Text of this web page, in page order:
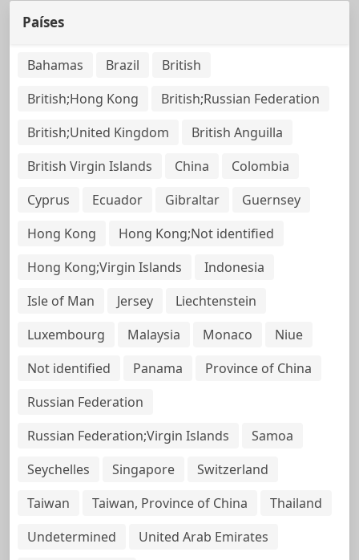
Países
Bahamas Brazil
British
British;Hong Kong
British;Russian Federation
British;United Kingdom
British Anguilla
British Virgin Islands
China
Colombia
Cyprus
Ecuador Gibraltar
Guernsey
Hong Kong
Hong Kong;Not identified
Hong Kong;Virgin Islands
Indonesia
Isle of Man
Jersey
Liechtenstein
Luxembourg
Malaysia Monaco
Niue
Not identified
Panama
Province of China
Russian Federation
Russian Federation;Virgin Islands
Samoa
Seychelles
Singapore
Switzerland
Taiwan
Taiwan, Province of China
Thailand
Undetermined
United Arab Emirates